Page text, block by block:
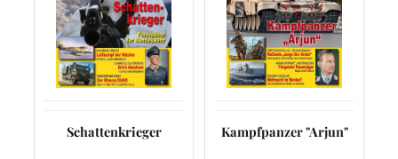
Schattenkrieger Kampfpanzer "Arjun"